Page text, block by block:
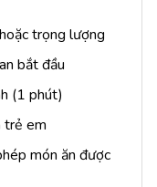
trọng lượng
bắt đầu
(1 phút)
trẻ em
món ăn được